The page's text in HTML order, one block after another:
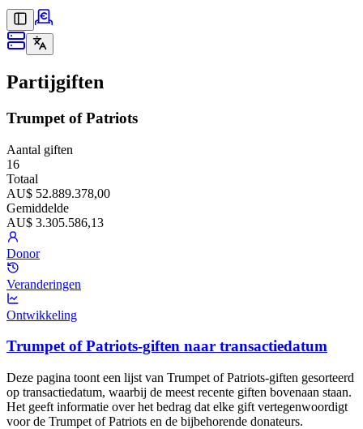
Partijgiften
Trumpet of Patriots
Aantal giften
16
Totaal
AU$ 52.889.378,00
Gemiddelde
AU$ 3.305.586,13
Donor
Veranderingen
Ontwikkeling
Trumpet of Patriots-giften naar transactiedatum
Deze pagina toont een lijst van Trumpet of Patriots-giften gesorteerd
op transactiedatum, waarbij de meest recente giften bovenaan staan.
Het geeft informatie over het bedrag dat elke gift vertegenwoordigt
voor de Trumpet of Patriots en de bijbehorende donateurs.